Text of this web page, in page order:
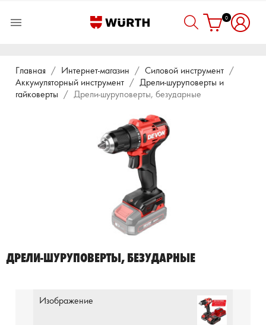
 0
Главная Интернет-магазин
Силовой инструмент
Аккумуляторный инструмент
Дрели-шуруповерты и
гайковерты
Дрели-шуруповерты, безударные
ДРЕЛИ-ШУРУПОВЕРТЫ, БЕЗУДАРНЫЕ
Изображение